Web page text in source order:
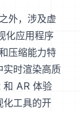
外，涉及虚
化应用程序
压缩能力特
实时渲染高质
和 AR 体验
化工具的开